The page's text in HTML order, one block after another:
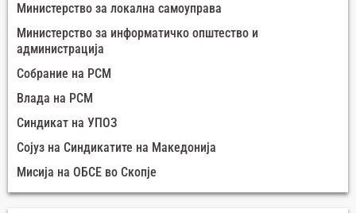
Министерство за локална самоуправа
Министерство за информатичко општество и
администрација
Собрание на РСМ
Влада на РСМ
Синдикат на УПОЗ
Сојуз на Синдикатите на Македонија
Мисија на ОБСЕ во Скопје